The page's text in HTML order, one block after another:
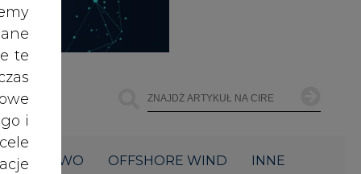
OFFSHORE WIND INNE
te
i